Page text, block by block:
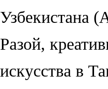
Узбекистана
Разой,
искусства в